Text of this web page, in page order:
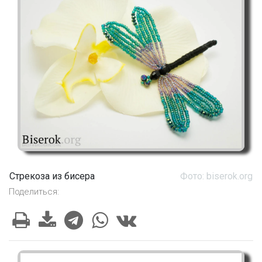
Стрекоза из бисера Фото: biserok.org
Поделиться: